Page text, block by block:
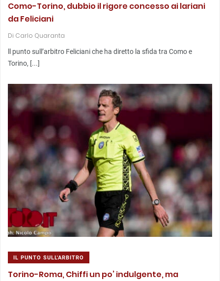
Como-Torino, dubbio il rigore concesso ai lariani
da Feliciani
Di Carlo Quaranta
ll punto sull’arbitro Feliciani che ha diretto la sfida tra Como e
Torino, [...]
IL PUNTO SULL'ARBITRO
Torino-Roma, Chiffi un po’ indulgente, ma